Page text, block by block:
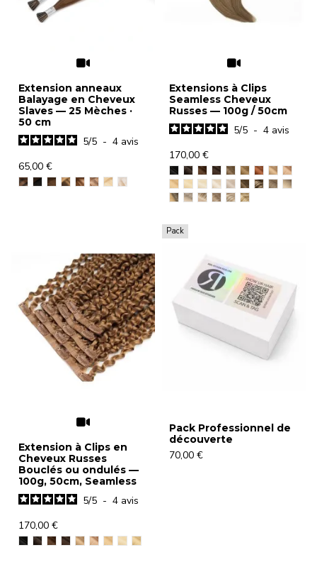
Extension anneaux
Balayage en Cheveux
Slaves — 25 Mèches ·
50 cm
5/5 - 4 avis
65,00 €
Extensions à Clips
Seamless Cheveux
Russes — 100g / 50cm
5/5 - 4 avis
170,00 €
Extension à Clips en
Cheveux Russes
Bouclés ou ondulés —
100g, 50cm, Seamless
5/5 - 4 avis
170,00 €
Pack
Pack Professionnel de
découverte
70,00 €